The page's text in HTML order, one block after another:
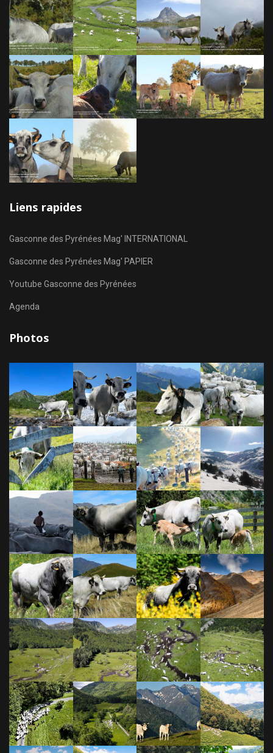
Liens rapides
Gasconne des Pyrénées Mag' INTERNATIONAL
Gasconne des Pyrénées Mag' PAPIER
Youtube Gasconne des Pyrénées
Agenda
Photos